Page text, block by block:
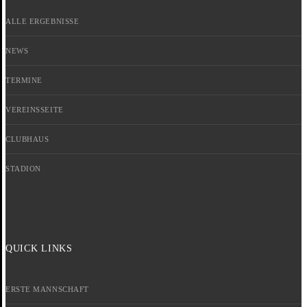
ALLE ERGEBNISSE
NEWS
TERMINE
VEREINSSEITE
CLUBHAUS
STADION
QUICK LINKS
ERSTE MANNSCHAFT